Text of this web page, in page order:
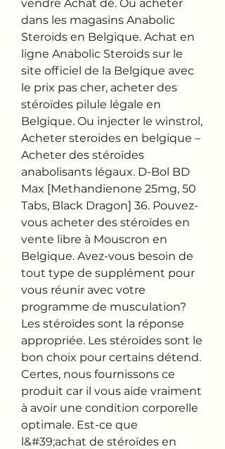
vendre Achat de. Où acheter
dans les magasins Anabolic
Steroids en Belgique. Achat en
ligne Anabolic Steroids sur le
site officiel de la Belgique avec
le prix pas cher, acheter des
stéroïdes pilule légale en
Belgique. Ou injecter le winstrol,
Acheter steroides en belgique –
Acheter des stéroïdes
anabolisants légaux. D-Bol BD
Max [Methandienone 25mg, 50
Tabs, Black Dragon] 36. Pouvez-
vous acheter des stéroïdes en
vente libre à Mouscron en
Belgique. Avez-vous besoin de
tout type de supplément pour
vous réunir avec votre
programme de musculation?
Les stéroïdes sont la réponse
appropriée. Les stéroïdes sont le
bon choix pour certains détend.
Certes, nous fournissons ce
produit car il vous aide vraiment
à avoir une condition corporelle
optimale. Est-ce que
l&#39;achat de stéroïdes en